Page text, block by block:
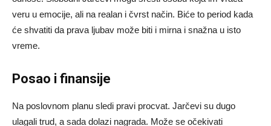
veru u emocije, ali na realan i čvrst način. Biće to period kada
će shvatiti da prava ljubav može biti i mirna i snažna u isto
vreme.
Posao i finansije
Na poslovnom planu sledi pravi procvat. Jarčevi su dugo
ulagali trud, a sada dolazi nagrada. Može se očekivati